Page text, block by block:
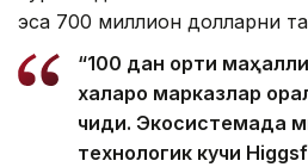
эса 700 миллион долларни
“100 дан ортиқ
халқаро марказлар
чиқди. Экосистемада
технологик кучи